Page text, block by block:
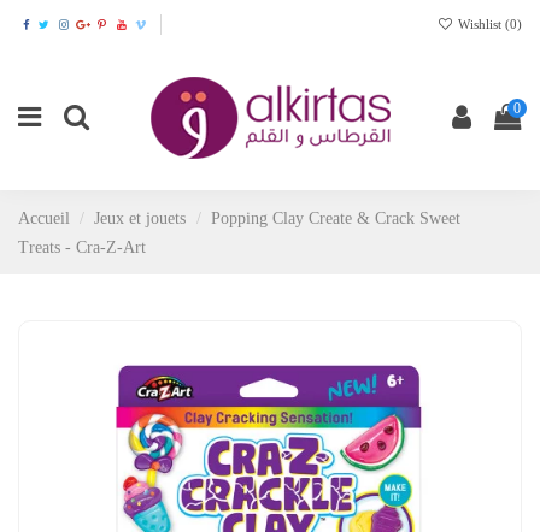
Wishlist (0)
0
Accueil Jeux et jouets
Popping Clay Create & Crack Sweet
Treats - Cra-Z-Art